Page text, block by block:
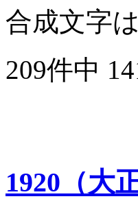
合成文字
209件中
1920（大